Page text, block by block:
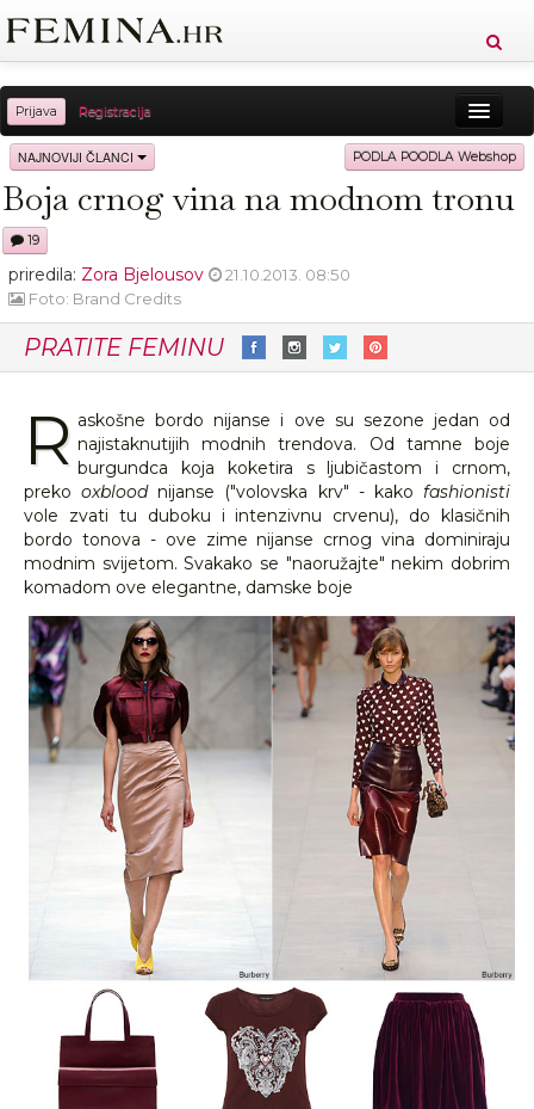
Prijava Registracija
Sreća Zdravlje Vitkost
Moda Ljubav Relax Putovanja Recepti
NAJNOVIJI ČLANCI PODLA POODLA Webshop
Boja crnog vina na modnom tronu
19
priredila: Zora Bjelousov
21.10.2013. 08:50
Foto: Brand Credits
PRATITE FEMINU
R askošne bordo nijanse i ove su sezone jedan od
najistaknutijih modnih trendova. Od tamne boje
burgundca koja koketira s ljubičastom i crnom,
prekooxbloodnijanse ("volovska krv" - kakofashionisti
vole zvati tu duboku i intenzivnu crvenu), do klasičnih
bordo tonova - ove zime nijanse crnog vina dominiraju
modnim svijetom. Svakako se "naoružajte" nekim dobrim
komadom ove elegantne, damske boje